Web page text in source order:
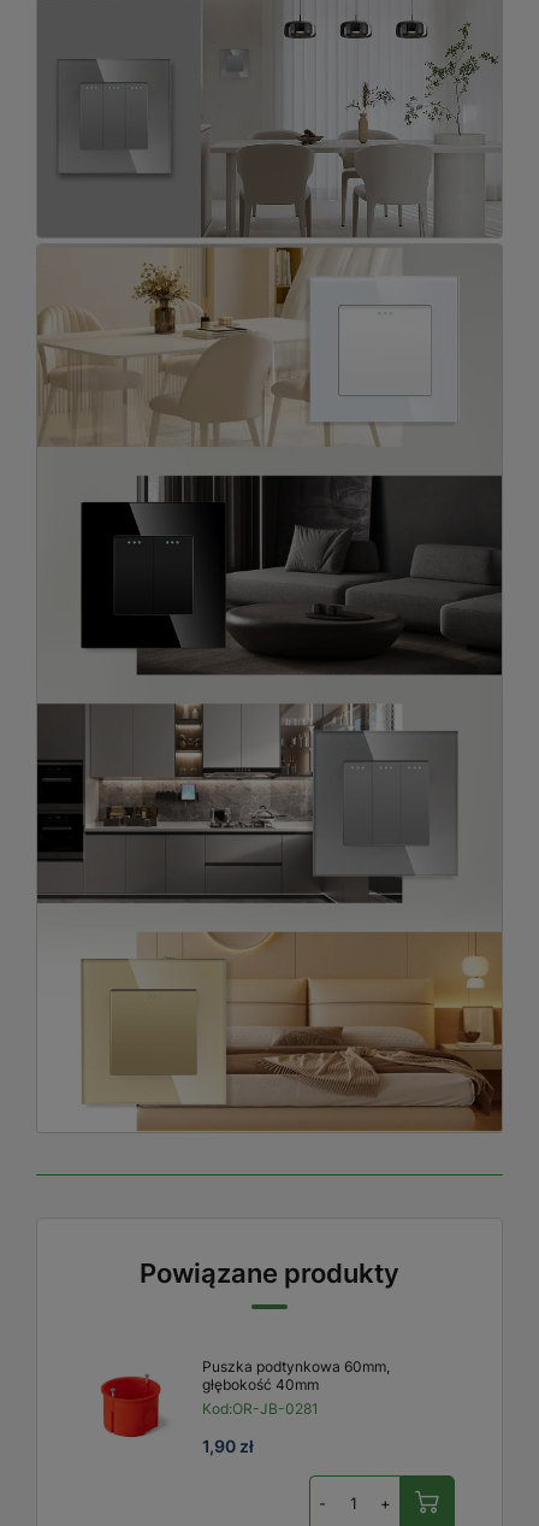
Powiązane produkty
Puszka podtynkowa 60mm,
głębokość 40mm
Kod:OR-JB-0281
1,90 zł
- +